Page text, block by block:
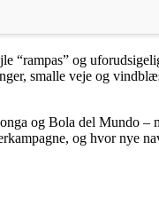
“rampas” og
smalle veje og
og Bola del Mundo
og hvor nye